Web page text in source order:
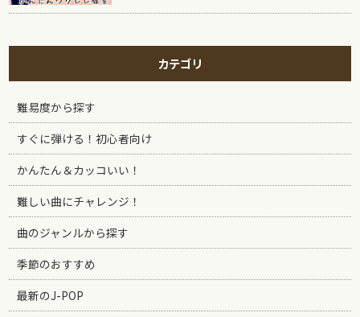
カテゴリ
難易度から探す
すぐに弾ける！初心者向け
かんたん＆カッコいい！
難しい曲にチャレンジ！
曲のジャンルから探す
季節のおすすめ
最新のJ-POP